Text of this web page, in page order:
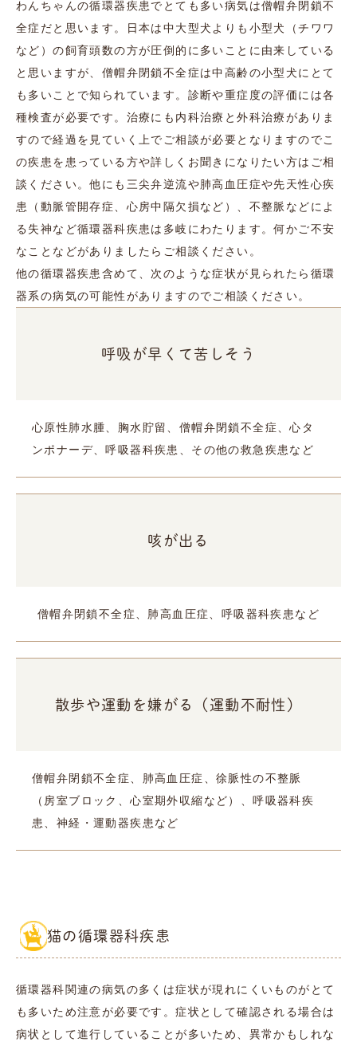
わんちゃんの循環器疾患でとても多い病気は僧帽弁閉鎖不
全症だと思います。日本は中大型犬よりも小型犬（チワワ
など）の飼育頭数の方が圧倒的に多いことに由来している
と思いますが、僧帽弁閉鎖不全症は中高齢の小型犬にとて
も多いことで知られています。診断や重症度の評価には各
種検査が必要です。治療にも内科治療と外科治療がありま
すので経過を見ていく上でご相談が必要となりますのでこ
の疾患を患っている方や詳しくお聞きになりたい方はご相
談ください。他にも三尖弁逆流や肺高血圧症や先天性心疾
患（動脈管開存症、心房中隔欠損など）、不整脈などによ
る失神など循環器科疾患は多岐にわたります。何かご不安
なことなどがありましたらご相談ください。
他の循環器疾患含めて、次のような症状が見られたら循環
器系の病気の可能性がありますのでご相談ください。
呼吸が早くて苦しそう
心原性肺水腫、胸水貯留、僧帽弁閉鎖不全症、心タ
ンポナーデ、呼吸器科疾患、その他の救急疾患など
咳が出る
僧帽弁閉鎖不全症、肺高血圧症、呼吸器科疾患など
散歩や運動を嫌がる（運動不耐性）
僧帽弁閉鎖不全症、肺高血圧症、徐脈性の不整脈
（房室ブロック、心室期外収縮など）、呼吸器科疾
患、神経・運動器疾患など
猫の循環器科疾患
循環器科関連の病気の多くは症状が現れにくいものがとて
も多いため注意が必要です。症状として確認される場合は
病状として進行していることが多いため、異常かもしれな